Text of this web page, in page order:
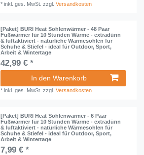
*inkl. ges. MwSt. zzgl.Versandkosten
[Paket] BURI Heat Sohlenwärmer - 48 Paar
Fußwärmer für 10 Stunden Wärme - extradünn
& luftaktiviert - natürliche Wärmesohlen für
Schuhe & Stiefel - ideal für Outdoor, Sport,
Arbeit & Wintertage
42,99 € *
In den Warenkorb
*inkl. ges. MwSt. zzgl.Versandkosten
[Paket] BURI Heat Sohlenwärmer - 6 Paar
Fußwärmer für 10 Stunden Wärme - extradünn
& luftaktiviert - natürliche Wärmesohlen für
Schuhe & Stiefel - ideal für Outdoor, Sport,
Arbeit & Wintertage
7,99 € *